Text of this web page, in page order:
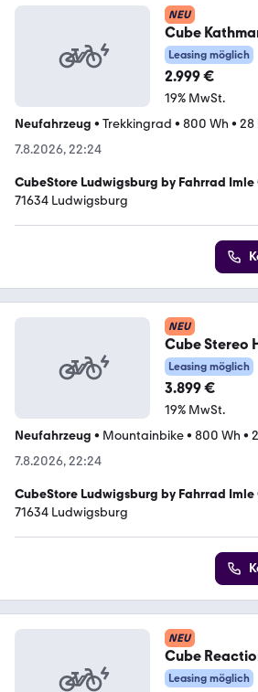
NEU
Cube
Leasing möglich
2.999 €
19% MwSt.
Neufahrzeug • Trekkingrad • 800 Wh • 28
7.8.2026, 22:24
CubeStore Ludwigsburg by Fahrrad Imle
71634 Ludwigsburg
NEU
Cube Stereo
800 FE L
Leasing möglich
3.899 €
19% MwSt.
Neufahrzeug • Mountainbike• 800 Wh •
7.8.2026, 22:24
CubeStore Ludwigsburg by Fahrrad Imle
71634 Ludwigsburg
NEU
Cube
Leasing möglich